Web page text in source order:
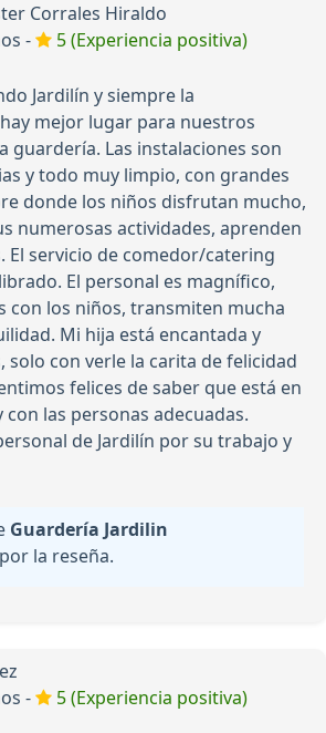
Corrales Hiraldo
-
5 (Experiencia positiva)
Jardilín y siempre la
mejor lugar para nuestros
guardería. Las instalaciones son
y todo muy limpio, con grandes
donde los niños disfrutan mucho,
numerosas actividades, aprenden
El servicio de comedor/catering
El personal es magnífico,
con los niños, transmiten mucha
Mi hija está encantada y
solo con verle la carita de felicidad
felices de saber que está en
las personas adecuadas.
de Jardilín por su trabajo y
Guardería Jardilin
la reseña.
-
5 (Experiencia positiva)